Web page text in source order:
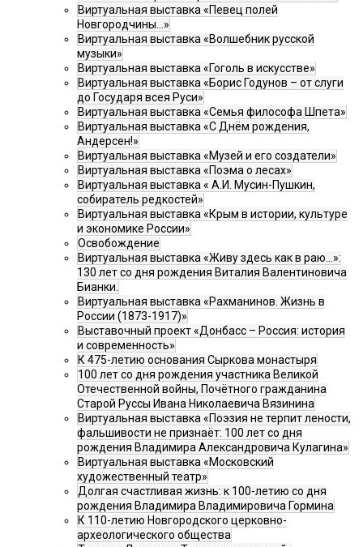
Виртуальная выставка «Певец полей
Новгородчины…»
Виртуальная выставка «Волшебник русской
музыки»
Виртуальная выставка «Гоголь в искусстве»
Виртуальная выставка «Борис Годунов – от слуги
до Государя всея Руси»
Виртуальная выставка «Семья философа Шпета»
Виртуальная выставка «С Днём рождения,
Андерсен!»
Виртуальная выставка «Музей и его создатели»
Виртуальная выставка «Поэма о лесах»
Виртуальная выставка « А.И. Мусин-Пушкин,
собиратель редкостей»
Виртуальная выставка «Крым в истории, культуре
и экономике России»
Освобождение
Виртуальная выставка «Живу здесь как в раю…»:
130 лет со дня рождения Виталия Валентиновича
Бианки.
Виртуальная выставка «Рахманинов. Жизнь в
России (1873-1917)»
Выставочный проект «Донбасс – Россия: история
и современность»
К 475-летию основания Сыркова монастыря
100 лет со дня рождения участника Великой
Отечественной войны, Почётного гражданина
Старой Руссы Ивана Николаевича Вязинина
Виртуальная выставка «Поэзия не терпит лености,
фальшивости не признаёт: 100 лет со дня
рождения Владимира Александровича Кулагина»
Виртуальная выставка «Московский
художественный театр»
Долгая счастливая жизнь: к 100-летию со дня
рождения Владимира Владимировича Гормина
К 110-летию Новгородского церковно-
археологического общества